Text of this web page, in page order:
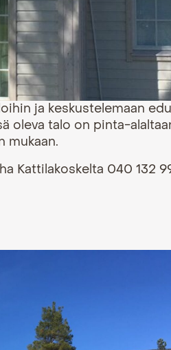
ja keskustelemaan
oleva talo on pinta-
mukaan.
Kattilakoskelta 040 132